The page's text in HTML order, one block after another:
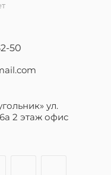
50
ул.
2 этаж офис